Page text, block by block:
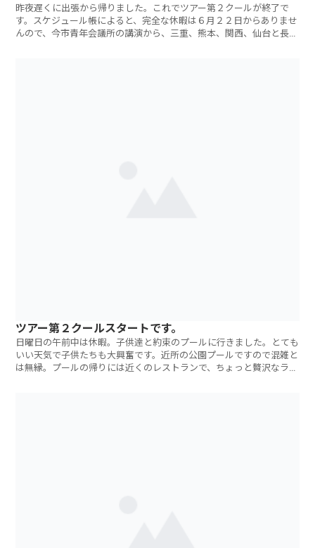
昨夜遅くに出張から帰りました。これでツアー第２クールが終了で
す。スケジュール帳によると、完全な休暇は６月２２日からありませ
んので、今市青年会議所の講演から、三重、熊本、関西、仙台と長
ツアー第２クールスタートです。
日曜日の午前中は休暇。子供達と約束のプールに行きました。とても
いい天気で子供たちも大興奮です。近所の公園プールですので混雑と
は無縁。プールの帰りには近くのレストランで、ちょっと贅沢なラン